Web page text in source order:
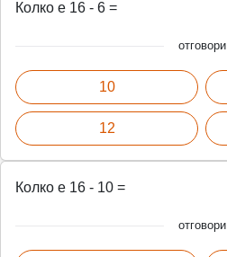
Колко е 16 - 6 =
отговори
10
12
Колко е 16 - 10 =
отговори